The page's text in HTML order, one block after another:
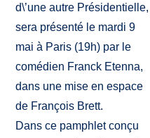
d\’une autre Présidentielle,
sera présenté le mardi 9
mai à Paris (19h) par le
comédien Franck Etenna,
dans une mise en espace
de François Brett.
Dans ce pamphlet conçu